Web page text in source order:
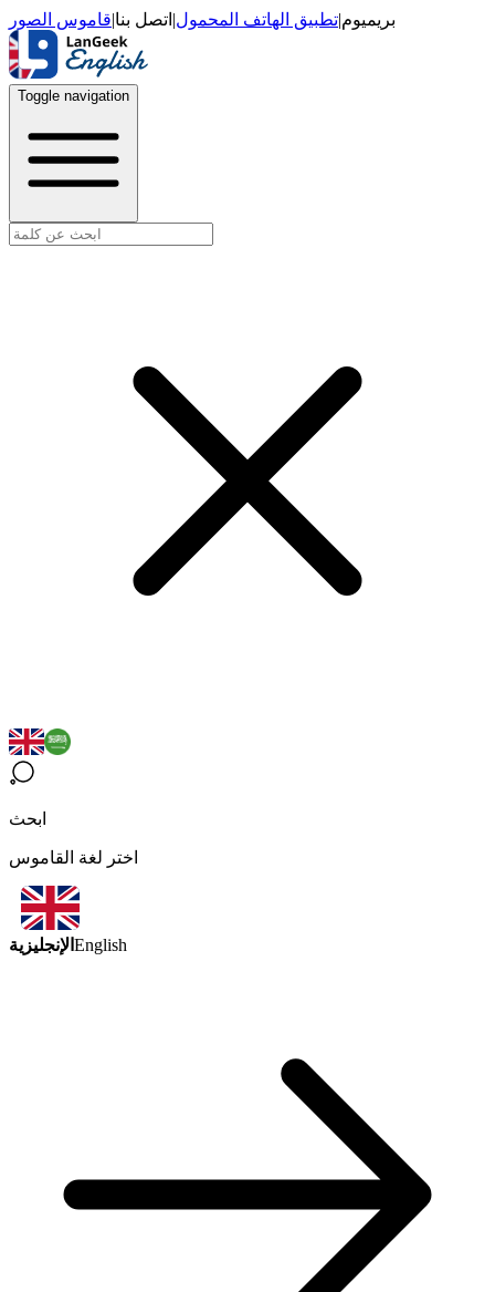
بريميوم|تطبيق الهاتف المحمول| اتصل بنا|قاموس الصور
Toggle navigation
ابحث
اختر لغة القاموس
الإنجليزية English